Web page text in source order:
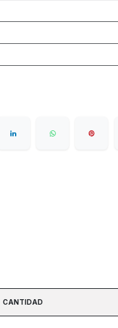
CANTIDAD